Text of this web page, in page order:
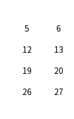
5 6
12 13
19 20
26 27